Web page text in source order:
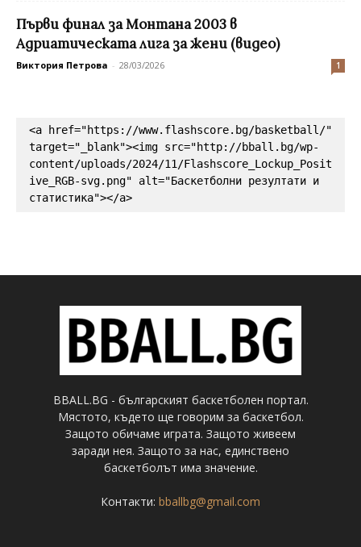
Първи финал за Монтана 2003 в
Адриатическата лига за жени (видео)
Виктория Петрова - 28/03/2026 1
<a href="https://www.flashscore.bg/basketball/"
target="_blank"><img src="http://bball.bg/wp-
content/uploads/2024/11/Flashscore_Lockup_Posit
ive_RGB-svg.png" alt="Баскетболни резултати и
статистика"></a>
BBALL.BG - българският баскетболен портал.
Мястото, където ще говорим за баскетбол.
Защото обичаме играта. Защото живеем
заради нея. Защото за нас, единствено
баскетболът има значение.
Контакти: bballbg@gmail.com